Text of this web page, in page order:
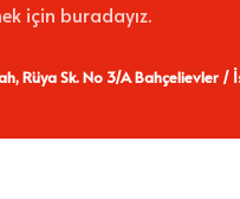
için buradayız.
Rüya Sk. No 3/A Bahçelievler /